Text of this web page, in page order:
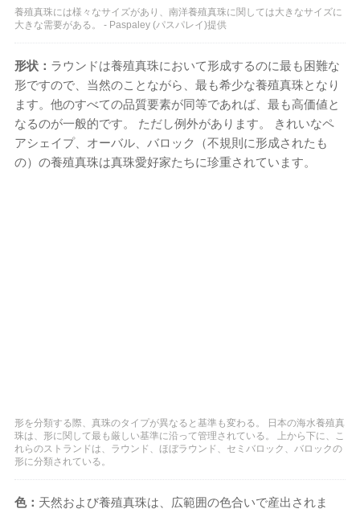
養殖真珠には様々なサイズがあり、南洋養殖真珠に関しては大きなサイズに
大きな需要がある。 - Paspaley (パスパレイ)提供
形状： ラウンドは養殖真珠において形成するのに最も困難な
形ですので、当然のことながら、最も希少な養殖真珠となり
ます。他のすべての品質要素が同等であれば、最も高価値と
なるのが一般的です。 ただし例外があります。 きれいなペ
アシェイプ、オーバル、バロック（不規則に形成されたも
の）の養殖真珠は真珠愛好家たちに珍重されています。
形を分類する際、真珠のタイプが異なると基準も変わる。 日本の海水養殖真
珠は、形に関して最も厳しい基準に沿って管理されている。 上から下に、こ
れらのストランドは、ラウンド、ほぼラウンド、セミバロック、バロックの
形に分類されている。
色： 天然および養殖真珠は、広範囲の色合いで産出されま